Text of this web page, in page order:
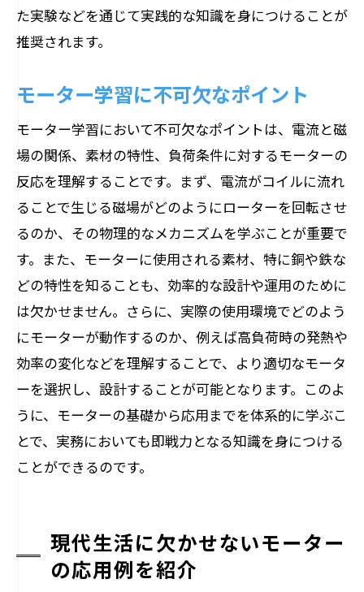
た実験などを通じて実践的な知識を身につけることが
推奨されます。
モーター学習に不可欠なポイント
モーター学習において不可欠なポイントは、電流と磁
場の関係、素材の特性、負荷条件に対するモーターの
反応を理解することです。まず、電流がコイルに流れ
ることで生じる磁場がどのようにローターを回転させ
るのか、その物理的なメカニズムを学ぶことが重要で
す。また、モーターに使用される素材、特に銅や鉄な
どの特性を知ることも、効率的な設計や運用のために
は欠かせません。さらに、実際の使用環境でどのよう
にモーターが動作するのか、例えば高負荷時の発熱や
効率の変化などを理解することで、より適切なモータ
ーを選択し、設計することが可能となります。このよ
うに、モーターの基礎から応用までを体系的に学ぶこ
とで、実務においても即戦力となる知識を身につける
ことができるのです。
現代生活に欠かせないモーター
の応用例を紹介